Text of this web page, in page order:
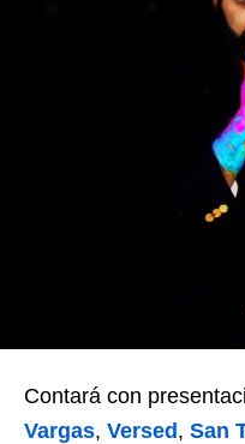
Contará con
Vargas, Versed , San